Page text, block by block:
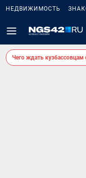
НЕДВИЖИМОСТЬ
Чего ждать